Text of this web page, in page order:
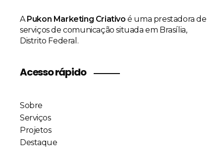
APukon Marketing Criativo é uma prestadora de
serviços de comunicação situada em Brasília,
Distrito Federal.
Acesso rápido
Sobre
Serviços
Projetos
Destaque